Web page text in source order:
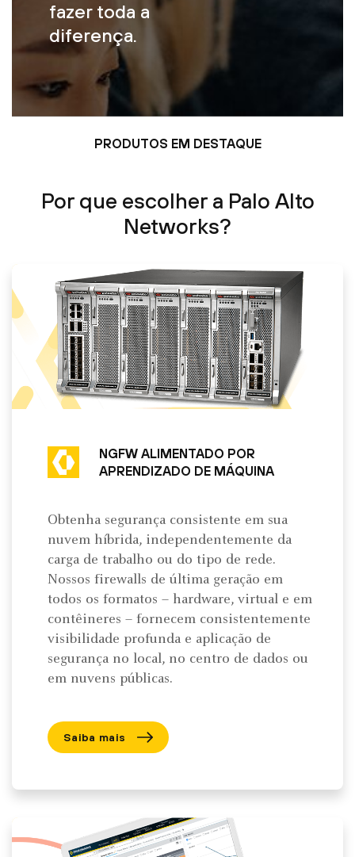
fazer toda a
diferença.
PRODUTOS EM DESTAQUE
Por que escolher a Palo Alto
Networks?
NGFW ALIMENTADO POR
APRENDIZADO DE MÁQUINA
Obtenha segurança consistente em sua
nuvem híbrida, independentemente da
carga de trabalho ou do tipo de rede.
Nossos firewalls de última geração em
todos os formatos – hardware, virtual e em
contêineres – fornecem consistentemente
visibilidade profunda e aplicação de
segurança no local, no centro de dados ou
em nuvens públicas.
Saiba mais